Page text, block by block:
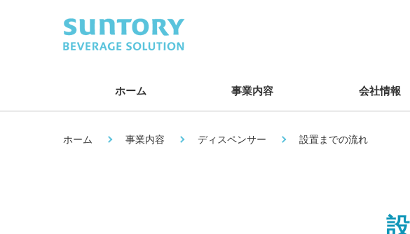
ホーム 事業内容 会社情報
ホーム 事業内容 ディスペンサー 設置までの流れ